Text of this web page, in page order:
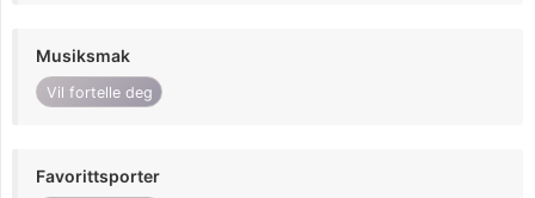
Musiksmak
Vil fortelle deg
Favorittsporter